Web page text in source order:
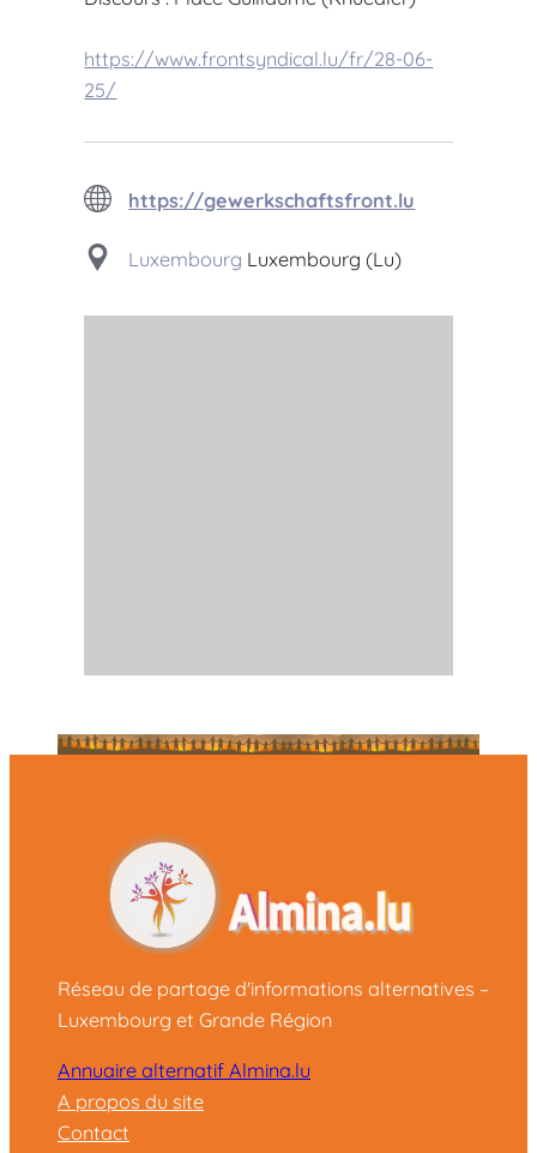
https://www.frontsyndical.lu/fr/28-06-
25/
https://gewerkschaftsfront.lu
Luxembourg Luxembourg (Lu)
Réseau de partage d'informations alternatives –
Luxembourg et Grande Région
Annuaire alternatif Almina.lu
A propos du site
Contact